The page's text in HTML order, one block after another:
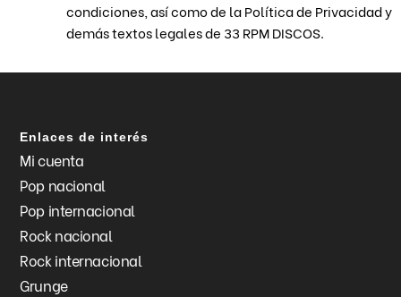
condiciones, así como de la Política de Privacidad y
demás textos legales de 33 RPM DISCOS.
Enlaces de interés
Mi cuenta
Pop nacional
Pop internacional
Rock nacional
Rock internacional
Grunge